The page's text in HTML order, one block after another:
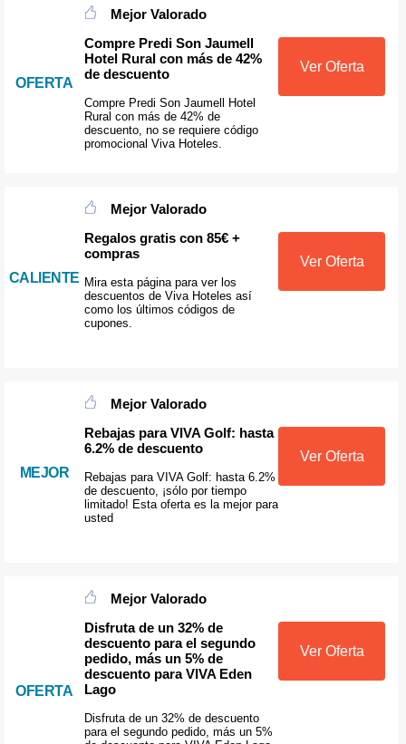
OFERTA
Mejor Valorado
Compre Predi Son Jaumell
Hotel Rural con más de 42%
de descuento
Compre Predi Son Jaumell Hotel
Rural con más de 42% de
descuento, no se requiere código
promocional Viva Hoteles.
Ver Oferta
CALIENTE
Mejor Valorado
Regalos gratis con 85€ +
compras
Mira esta página para ver los
descuentos de Viva Hoteles así
como los últimos códigos de
cupones.
Ver Oferta
MEJOR
Mejor Valorado
Rebajas para VIVA Golf: hasta
6.2% de descuento
Rebajas para VIVA Golf: hasta 6.2%
de descuento, ¡sólo por tiempo
limitado! Esta oferta es la mejor para
usted
Ver Oferta
OFERTA
Mejor Valorado
Disfruta de un 32% de
descuento para el segundo
pedido, más un 5% de
descuento para VIVA Eden
Lago
Disfruta de un 32% de descuento
para el segundo pedido, más un 5%
Ver Oferta